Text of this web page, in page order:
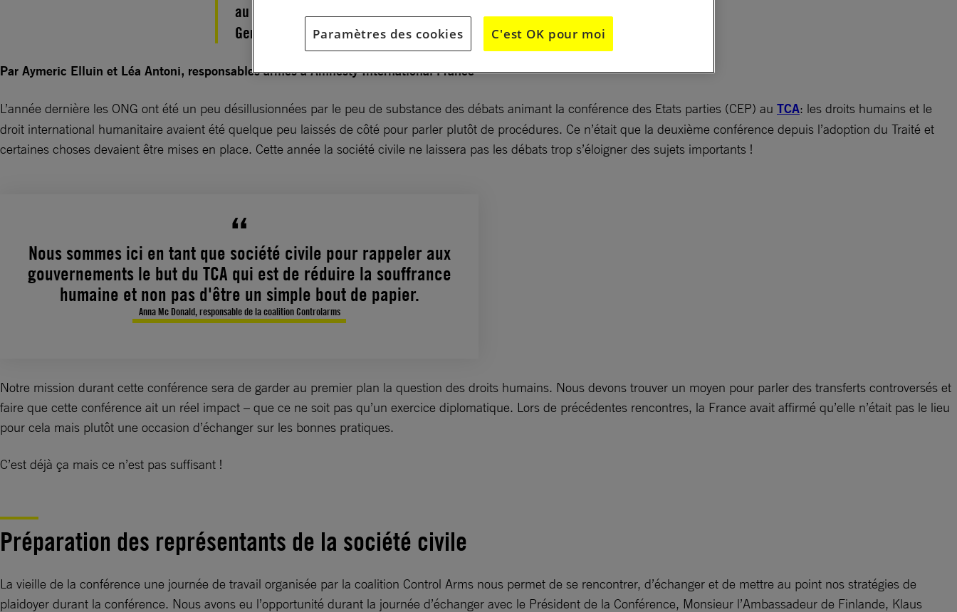
au Traité sur le commerce des armes (TCA), qui se tient actuellement à
Genève, et sur laquelle il semble souffler un vent d’optimisme.
Par Aymeric Elluin et Léa Antoni, responsables armes à Amnesty International France
L’année dernière les ONG ont été un peu désillusionnées par le peu de substance des débats animant la conférence des Etats parties (CEP) au TCA: les droits humains et le
droit international humanitaire avaient été quelque peu laissés de côté pour parler plutôt de procédures. Ce n’était que la deuxième conférence depuis l’adoption du Traité et
certaines choses devaient être mises en place. Cette année la société civile ne laissera pas les débats trop s’éloigner des sujets importants !
Nous sommes ici en tant que société civile pour rappeler aux
gouvernements le but du TCA qui est de réduire la souffrance
humaine et non pas d'être un simple bout de papier.
Anna Mc Donald, responsable de la coalition Controlarms
Notre mission durant cette conférence sera de garder au premier plan la question des droits humains. Nous devons trouver un moyen pour parler des transferts controversés et
faire que cette conférence ait un réel impact – que ce ne soit pas qu’un exercice diplomatique. Lors de précédentes rencontres, la France avait affirmé qu’elle n’était pas le lieu
pour cela mais plutôt une occasion d’échanger sur les bonnes pratiques.
C’est déjà ça mais ce n’est pas suffisant !
Préparation des représentants de la société civile
La vieille de la conférence une journée de travail organisée par la coalition Control Arms nous permet de se rencontrer, d’échanger et de mettre au point nos stratégies de
plaidoyer durant la conférence. Nous avons eu l’opportunité durant la journée d’échanger avec le Président de la Conférence, Monsieur l’Ambassadeur de Finlande, Klaus
Paramètres des cookies C'est OK pour moi